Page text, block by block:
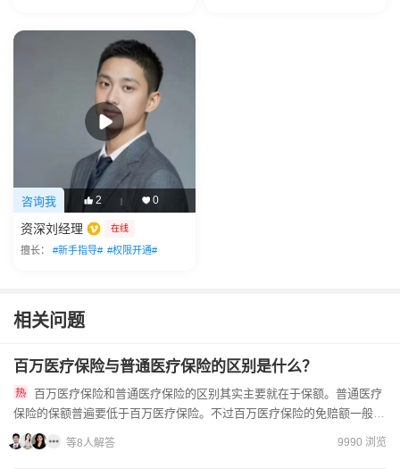
咨询我 2 | 0
资深刘经理 在线
擅长： #新手指导# #权限开通#
相关问题
百万医疗保险与普通医疗保险的区别是什么？
保险的保额普遍要低于百万医疗保险。不过百万医疗保险的免赔额一般也
都要高于普通医疗保险，很多百万医疗保险的免赔额都在...
等8人解答 9990 浏览